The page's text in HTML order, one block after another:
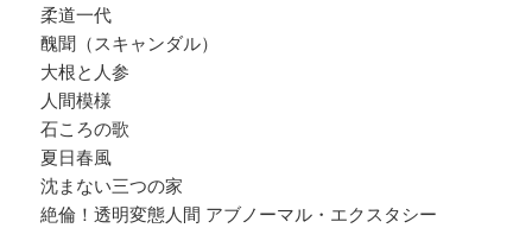
柔道一代
醜聞（スキャンダル）
大根と人参
人間模様
石ころの歌
夏日春風
沈まない三つの家
絶倫！透明変態人間 アブノーマル・エクスタシー